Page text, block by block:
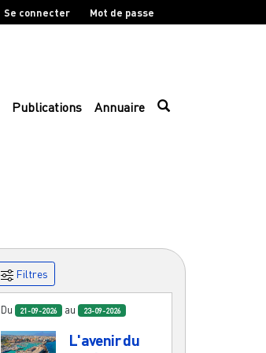
Se connecter Mot de passe
Publications Annuaire
Filtres
Du 21-09-2026 au 23-09-2026
L'avenir du